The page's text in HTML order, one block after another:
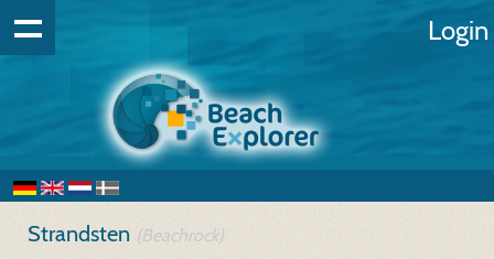
Login
Strandsten (Beachrock)